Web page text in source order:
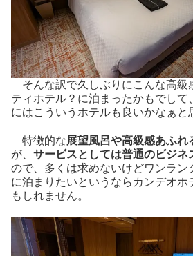
そんな訳で久しぶりにこんな高級
ティホテル？に泊まったかもでして
にはこういうホテルも良いかなぁと
特徴的な展望風呂や高級感あふれ
が、 サービスとしては普通のビジネ
ので、多くは求めないけどワンラン
に泊まりたいというならカンデオホ
もしれません。